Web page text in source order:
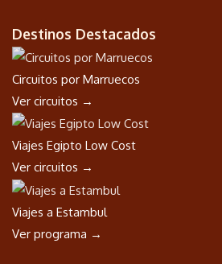
Destinos Destacados
Circuitos por Marruecos
Ver circuitos →
Viajes Egipto Low Cost
Ver circuitos →
Viajes a Estambul
Ver programa →